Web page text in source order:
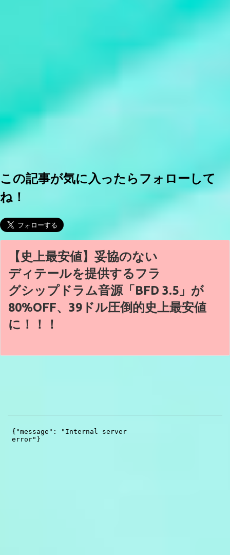
この記事が気に入ったらフォローして
ね！
【史上最安値】妥協のない
ディテールを提供するフラ
グシップドラム音源「BFD 3.5」が
80%OFF、39ドル圧倒的史上最安値
に！！！